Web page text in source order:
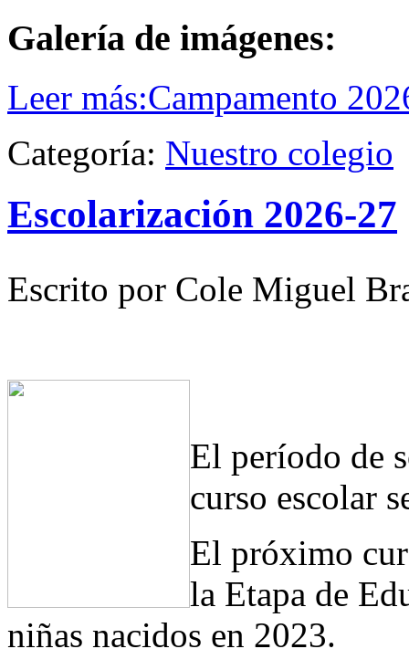
Galería de imágenes:
Leer más:Campamento
Categoría: Nuestro colegio
Escolarización 2026-27
Escrito por Cole Miguel
El período de
curso escolar
El próximo
la Etapa de
niñas nacidos en 2023.